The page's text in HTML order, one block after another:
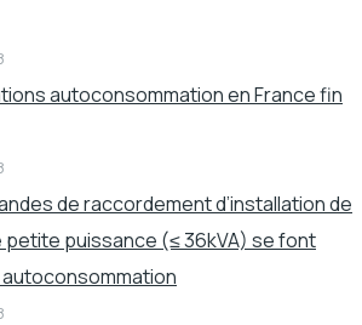
autoconsommation en France fin
de raccordement d’installation de
petite puissance (≤ 36kVA) se font